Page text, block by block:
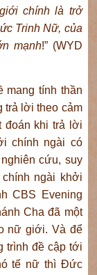
chính là trở
Trinh Nữ, của
mạnh!” (WYD
mang tính thần
trả lời theo cảm
đoán khi trả lời
chính ngài có
cứu, suy
chính ngài khởi
CBS Evening
Cha đã một
nữ giới. Và để
trình đề cập tới
tế nữ thì Đức